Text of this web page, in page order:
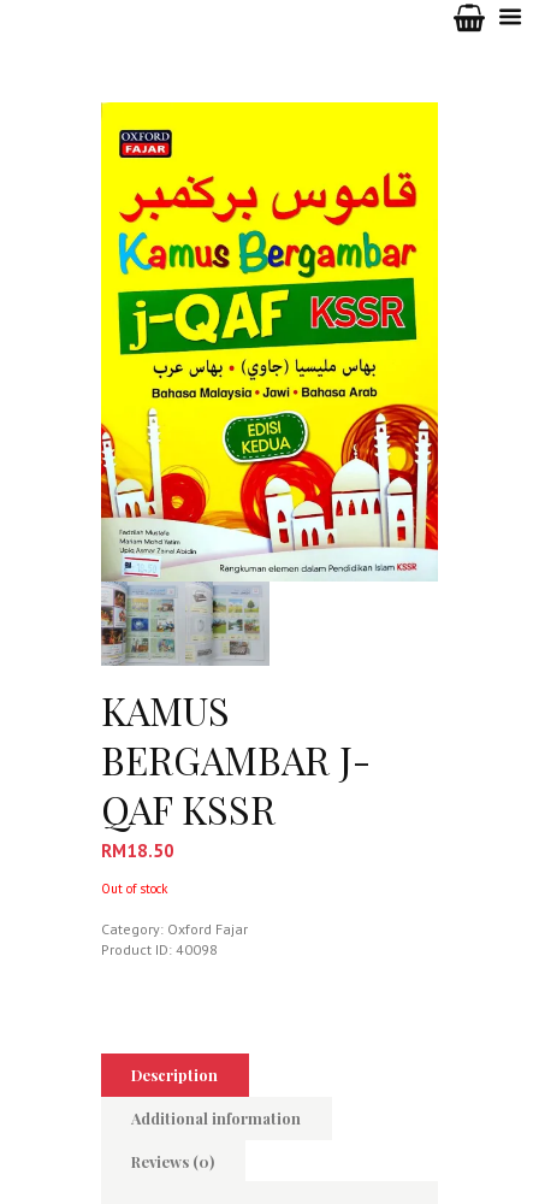
KAMUS
BERGAMBAR J-
QAF KSSR
RM18.50
Out of stock
Category: Oxford Fajar
Product ID: 40098
Description
Additional information
Reviews (0)